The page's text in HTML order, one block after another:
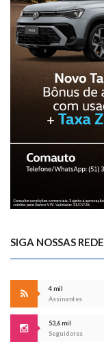
SIGA NOSSAS
4 mil
Assinantes
53,6 mil
Seguidores